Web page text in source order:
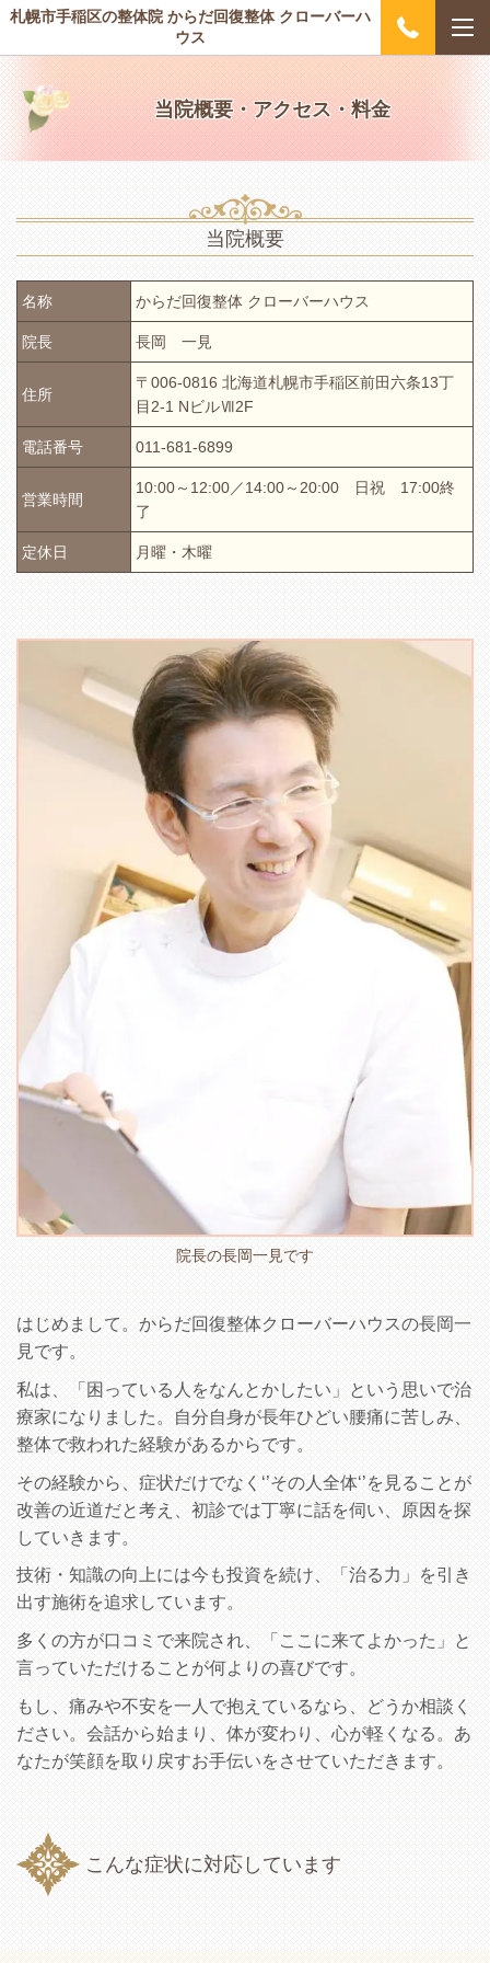
札幌市手稲区の整体院 からだ回復整体 クローバーハ
ウス
当院概要・アクセス・料金
当院概要
名称 からだ回復整体 クローバーハウス
院長 長岡 一見
住所
〒006-0816 北海道札幌市手稲区前田六条13丁
目2-1 NビルⅦ2F
電話番号 011-681-6899
営業時間
10:00～12:00／14:00～20:00 日祝 17:00終
了
定休日 月曜・木曜
院長の長岡一見です
はじめまして。からだ回復整体クローバーハウスの長岡一
見です。
私は、「困っている人をなんとかしたい」という思いで治
療家になりました。自分自身が長年ひどい腰痛に苦しみ、
整体で救われた経験があるからです。
その経験から、症状だけでなく‘’その人全体‘’を見ることが
改善の近道だと考え、初診では丁寧に話を伺い、原因を探
していきます。
技術・知識の向上には今も投資を続け、「治る力」を引き
出す施術を追求しています。
多くの方が口コミで来院され、「ここに来てよかった」と
言っていただけることが何よりの喜びです。
もし、痛みや不安を一人で抱えているなら、どうか相談く
ださい。会話から始まり、体が変わり、心が軽くなる。あ
なたが笑顔を取り戻すお手伝いをさせていただきます。
こんな症状に対応しています